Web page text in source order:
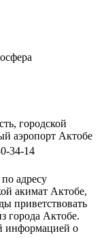
городской
аэропорт Актобе
34-14
адресу
акимат Актобе,
приветствовать
города Актобе.
информацией о